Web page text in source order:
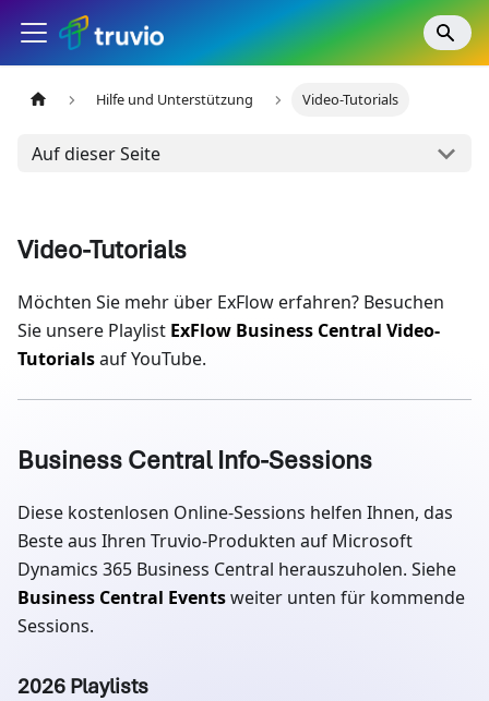
Hilfe und Unterstützung Video-Tutorials
Auf dieser Seite
Video-Tutorials
Möchten Sie mehr über ExFlow erfahren? Besuchen
Sie unsere Playlist ExFlow Business Central Video-
Tutorialsauf YouTube.
Business Central Info-Sessions
Diese kostenlosen Online-Sessions helfen Ihnen, das
Beste aus Ihren Truvio-Produkten auf Microsoft
Dynamics 365 Business Central herauszuholen. Siehe
Business Central Eventsweiter unten für kommende
Sessions.
2026 Playlists